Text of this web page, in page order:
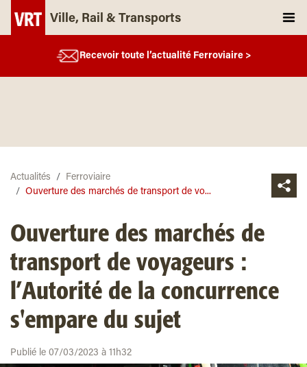
Ville, Rail & Transports
Recevoir toute l’actualité Ferroviaire >
Actualités
Ferroviaire
Ouverture des marchés de transport de vo...
Ouverture des marchés de
transport de voyageurs :
l’Autorité de la concurrence
s'empare du sujet
Publié le 07/03/2023 à 11h32